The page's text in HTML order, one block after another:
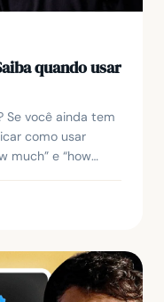
quando usar
Se você ainda tem
como usar
much” e “how